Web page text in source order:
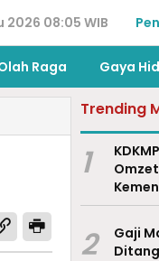
2026 08:05 WIB
Raga Gaya
Trending
1
2
Gaji